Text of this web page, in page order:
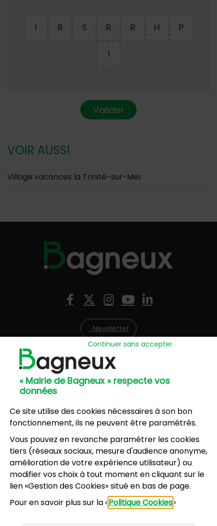
« Mairie de Bagneux » respecte vos
données
Ce site utilise des cookies nécessaires à son bon
fonctionnement, ils ne peuvent être paramétrés.
Vous pouvez en revanche paramétrer les cookies
tiers (réseaux sociaux, mesure d'audience anonyme,
amélioration de votre expérience utilisateur) ou
modifier vos choix à tout moment en cliquant sur le
lien «Gestion des Cookies» situé en bas de page.
Pour en savoir plus sur la «Politique Cookies»
Continuer sans accepter
I R S R R H P
1
Valider
VOIR AUSSI
Village vacances la Trinité-sur-Mer
Facebook
X (Twitter)
Instagram
YouTube
LinkedIn
Newsletter
Hôtel de Ville
57, avenue Henri Ravera - 92220 Bagneux
01 42 31 60 00
8, résidence du Port Galand - 92220 Bagneux
01 45 47 62 00
NOUS CONTACTER
Horaires d’ouverture:
Lundi, mercredi, jeudi, vendredi : 8h30-12h et
13h30-17h